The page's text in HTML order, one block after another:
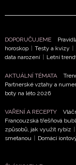
DOPORUČUJEME
horoskop | Testy a kvízy |
data narození | Letní
AKTUÁLNÍ TÉMATA
Partnerské vztahy a
boty na léto 2026
VAŘENÍ A RECEPTY
Francouzská třešňová
způsobů, jak využít rybíz |
smetanou | Domácí